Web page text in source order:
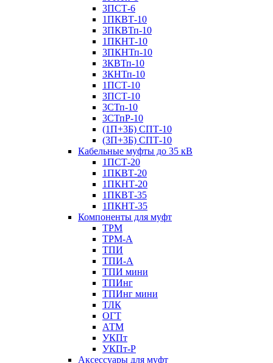
3ПСТ-6
1ПКВТ-10
3ПКВТп-10
1ПКНТ-10
3ПКНТп-10
3КВТп-10
3КНТп-10
1ПСТ-10
3ПСТ-10
3СТп-10
3СТпР-10
(1П+3Б) СПТ-10
(3П+3Б) СПТ-10
Кабельные муфты до 35 кВ
1ПСТ-20
1ПКВТ-20
1ПКНТ-20
1ПКВТ-35
1ПКНТ-35
Компоненты для муфт
ТРМ
ТРМ-А
ТПИ
ТПИ-А
ТПИ мини
ТПИнг
ТПИнг мини
ТЛК
ОГТ
АТМ
УКПт
УКПт-Р
Аксессуары для муфт